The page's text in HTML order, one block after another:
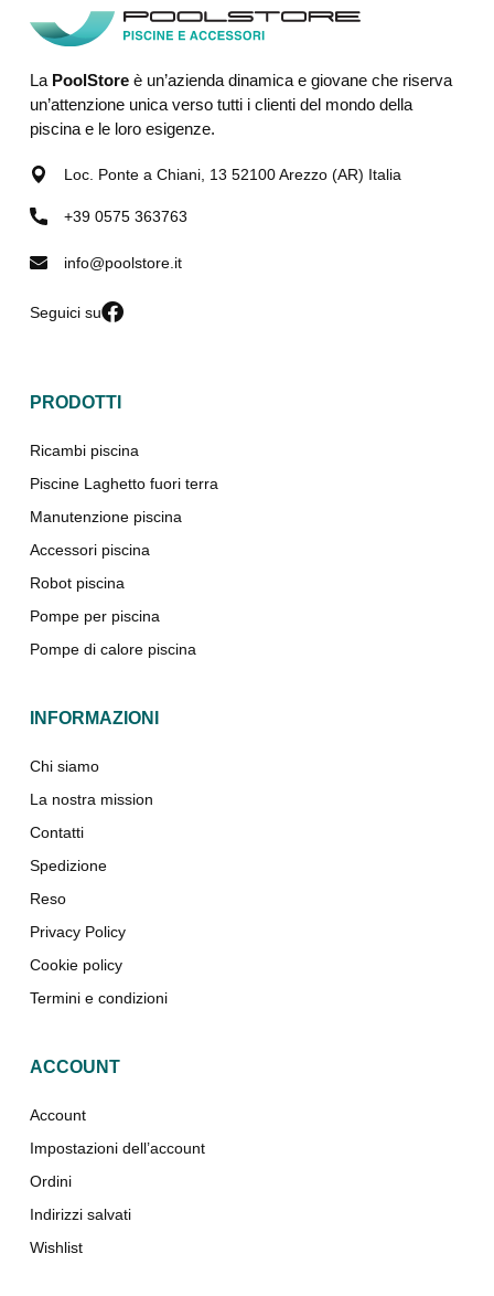
La PoolStoreè un’azienda dinamica e giovane che riserva
un’attenzione unica verso tutti i clienti del mondo della
piscina e le loro esigenze.
Loc. Ponte a Chiani, 13 52100 Arezzo (AR) Italia
+39 0575 363763
info@poolstore.it
Seguici su
PRODOTTI
Ricambi piscina
Piscine Laghetto fuori terra
Manutenzione piscina
Accessori piscina
Robot piscina
Pompe per piscina
Pompe di calore piscina
INFORMAZIONI
Chi siamo
La nostra mission
Contatti
Spedizione
Reso
Privacy Policy
Cookie policy
Termini e condizioni
ACCOUNT
Account
Impostazioni dell’account
Ordini
Indirizzi salvati
Wishlist